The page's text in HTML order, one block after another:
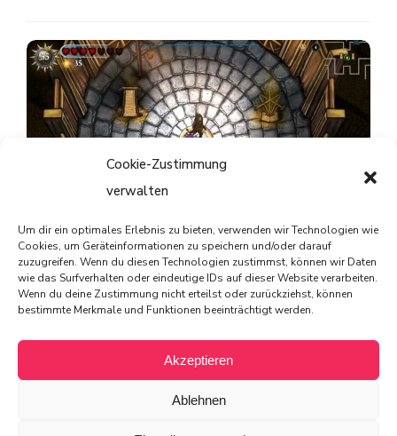
Cookie-Zustimmung
verwalten
Um dir ein optimales Erlebnis zu bieten, verwenden wir Technologien wie
Cookies, um Geräteinformationen zu speichern und/oder darauf
zuzugreifen. Wenn du diesen Technologien zustimmst, können wir Daten
wie das Surfverhalten oder eindeutige IDs auf dieser Website verarbeiten.
Wenn du deine Zustimmung nicht erteilst oder zurückziehst, können
bestimmte Merkmale und Funktionen beeinträchtigt werden.
Akzeptieren
Ablehnen
Striving for Light: Survival im Test – Ein Spiel, das Licht
und Schatten meistert
© 2025 von PIXELdot